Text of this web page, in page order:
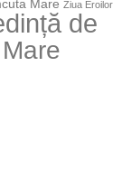
Mare Ziua Eroilor
de